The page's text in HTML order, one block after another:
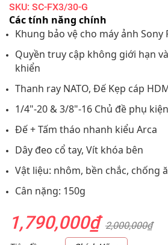
SKU: SC-FX3/30-G
Các tính năng chính
Khung bảo vệ cho máy ảnh Sony
Quyền truy cập không giới hạn
khiển
Thanh ray NATO, Đế Kẹp cáp
1/4"-20 & 3/8"-16 Chủ đề phụ kiện
Đế + Tấm tháo nhanh kiểu Arca
Dây đeo cổ tay, Vít khóa bên
Vật liệu: nhôm, bền chắc, chống
Cân nặng: 150g
1,790,000₫ 2,000,000₫